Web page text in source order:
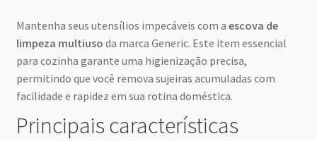
Mantenha seus utensílios impecáveis com a escova de
limpeza multiuso da marca Generic. Este item essencial
para cozinha garante uma higienização precisa,
permitindo que você remova sujeiras acumuladas com
facilidade e rapidez em sua rotina doméstica.
Principais características